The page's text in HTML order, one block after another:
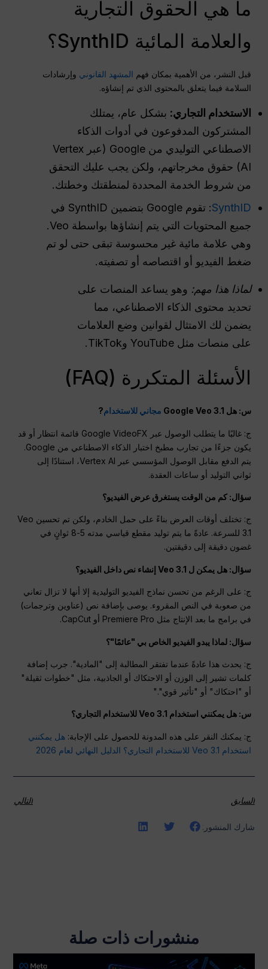
ما هي الحقوق التجارية
والعلامة المائية SynthID؟
قبل النشر، من الأهمية بمكان فهم المشهد القانوني وإرشادات
السلامة فيما يتعلق بالمحتوى الذي تم إنشاؤه.
الاستخدام التجاري: بشكل عام، يمتلك
المشتركون المدفوعون في أدوات الذكاء
الاصطناعي التوليدي من Google (عبر Vertex
AI) حقوق مخرجاتهم، ولكن يجب عليك التحقق
من شروط الخدمة المحددة لمنطقتك وخطتك.
SynthID
: تقوم Google بتضمين SynthID في
جميع المحتويات التي يتم إنشاؤها بواسطة Veo.
وهي علامة مائية غير محسوسة تبقى حتى لو تم
ضغط الفيديو أو اقتصاصه أو تصفيته.
لماذا هذا مهم: وهو يساعد المنصات على
تحديد محتوى الذكاء الاصطناعي، مما
يضمن لك الامتثال لقوانين وضع العلامات
على منصات مثل YouTube وTikTok.
الأسئلة المتكررة (FAQ)
س: هل Google Veo 3.1 مجاني للاستخدام?
ج: غالبًا ما يتطلب الوصول عبر Google VideoFX قائمة انتظار أو قد
يكون جزءًا من تجارب مطبخ اختبار الذكاء الاصطناعي من Google.
يتم الدفع مقابل الوصول المؤسسي عبر Vertex AI، استنادًا إلى
ثواني التوليد أو ساعات العقدة.
سؤال: كم من الوقت يستغرق عرض الفيديو؟
ج: تختلف أوقات العرض بناءً على حمل الخادم، ولكن تم تحسين Veo
3.1 للسرعة. عادةً ما يتم توليد مقطع قياسي مدته 5-8 ثوانٍ في
غضون دقيقة إلى دقيقتين.
سؤال: هل يمكن ل Veo 3.1 إنشاء نص داخل الفيديو؟
ج: على الرغم من تحسن نماذج الفيديو التوليدية إلا أنها لا تزال تعاني
من صعوبة في النص المقروء. يوصى بإضافة نص (عناوين وترجمات)
في برامج ما بعد الإنتاج مثل Premiere Pro أو CapCut.
سؤال: لماذا يبدو الفيديو الخاص بي "عائمًا"؟
ج: يحدث هذا عادةً عندما تفتقر المطالبة إلى "المادية". جرب إضافة
كلمات تشير إلى الوزن أو الاحتكاك أو الجاذبية، مثل "خطوات ثقيلة"
أو "احتكاك" أو "تأثير قوي"."
س: هل يمكنني استخدام Veo 3.1 للاستخدام التجاري؟
ج: يمكنك النقر على هذه المدونة للحصول على الإجابة:هل يمكنني
استخدام Veo 3.1 للاستخدام التجاري؟ الدليل النهائي لعام 2026
السابق التالي
شارك المنشور:
منشورات ذات صلة